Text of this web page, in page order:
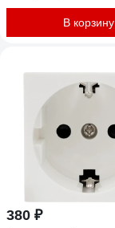
В корзину
380 ₽